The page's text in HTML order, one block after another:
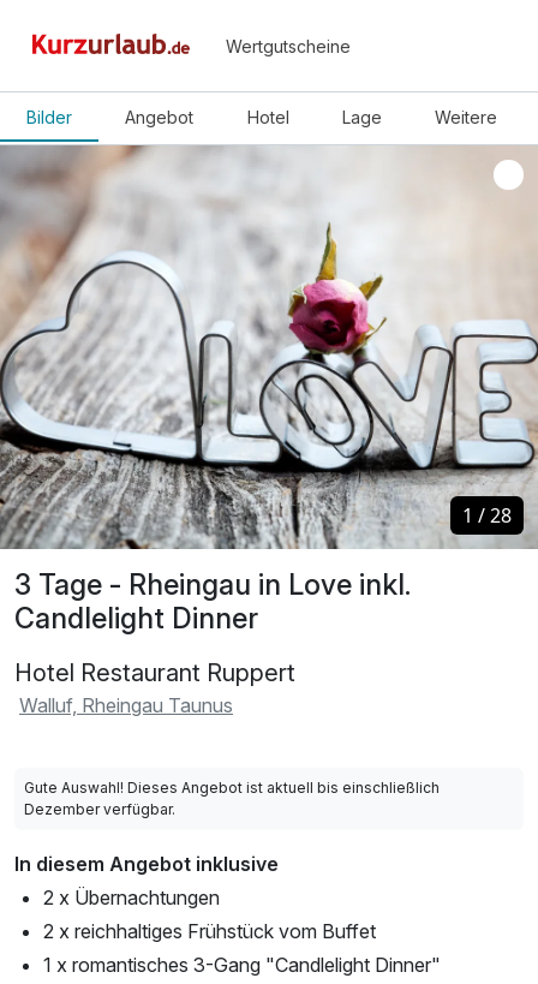
Wertgutscheine
Bilder Angebot Hotel Lage Weitere
3 Tage - Rheingau in Love inkl.
Candlelight Dinner
Hotel Restaurant Ruppert
Walluf, Rheingau Taunus
1 /28
1 /28
Gute Auswahl! Dieses Angebot ist aktuell bis einschließlich
Dezember verfügbar.
In diesem Angebot inklusive
2 x Übernachtungen
2 x reichhaltiges Frühstück vom Buffet
1 x romantisches 3-Gang "Candlelight Dinner"